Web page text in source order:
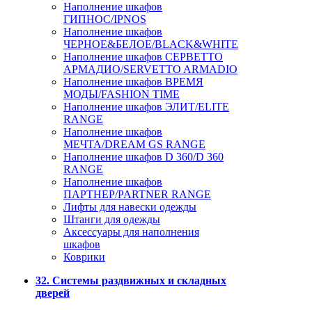
Наполнение шкафов
ГИПНОС/IPNOS
Наполнение шкафов
ЧЕРНОЕ&БЕЛОЕ/BLACK&WHITE
Наполнение шкафов СЕРВЕТТО
АРМАДИО/SERVETTO ARMADIO
Наполнение шкафов ВРЕМЯ
МОДЫ/FASHION TIME
Наполнение шкафов ЭЛИТ/ELITE
RANGE
Наполнение шкафов
МЕЧТА/DREAM GS RANGE
Наполнение шкафов D 360/D 360
RANGE
Наполнение шкафов
ПАРТНЕР/PARTNER RANGE
Лифты для навески одежды
Штанги для одежды
Аксессуары для наполнения
шкафов
Коврики
32. Системы раздвижных и складных
дверей